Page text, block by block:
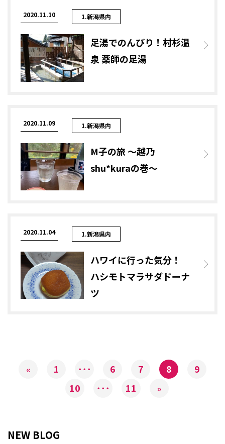
2020.11.10 1.新潟県内
足湯でのんびり！村杉温
泉 薬師の足湯
2020.11.09 1.新潟県内
M子の旅 ～越乃
shu*kuraの巻～
2020.11.04 1.新潟県内
ハワイに行った気分！
ハシモトマラサダドーナ
ツ
« 1 ･･･ 6 7 8
9
10
･･･ 11 »
NEW BLOG